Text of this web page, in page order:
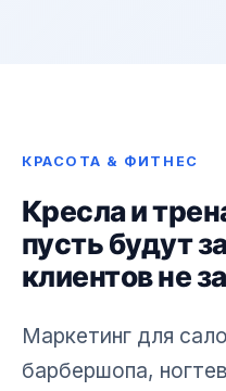
КРАСОТА & ФИТНЕС
Кресла и
пусть будут
клиентов не
Маркетинг для
барбершопа,